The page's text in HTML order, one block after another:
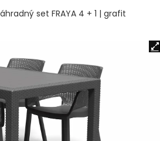
set FRAYA 4 + 1 | grafit